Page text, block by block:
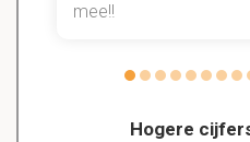
Hogere
mee!!